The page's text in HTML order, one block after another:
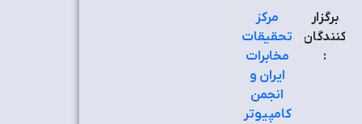
برگزار
کنندگان
:
مرکز
تحقیقات
مخابرات
ایران و
انجمن
کامپیوتر